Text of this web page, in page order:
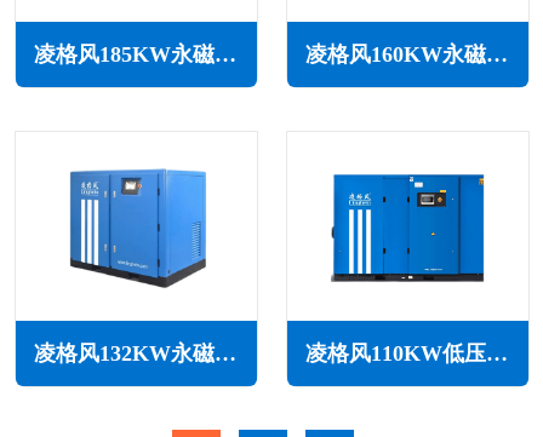
凌格风185KW永磁变频无油水润滑空压机LSW PM系列 凌格风160KW永磁变频无油水润滑空压机LSW PM系列
凌格风132KW永磁变频无油水润滑空压机LSW PM系列 凌格风110KW低压空压机LS LP系列